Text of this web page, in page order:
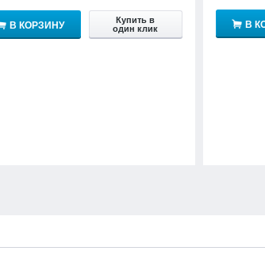
В КОРЗИНУ
Купить в
один клик
В